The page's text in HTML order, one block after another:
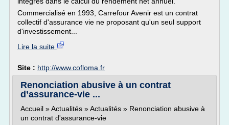
Commercialisé en 1993, Carrefour Avenir est un contrat
collectif d'assurance vie ne proposant qu'un seul support
d'investissement...
Lire la suite
Site : http://www.cofloma.fr
Renonciation abusive à un contrat
d’assurance-vie ...
Accueil » Actualités » Actualités » Renonciation abusive à
un contrat d'assurance-vie